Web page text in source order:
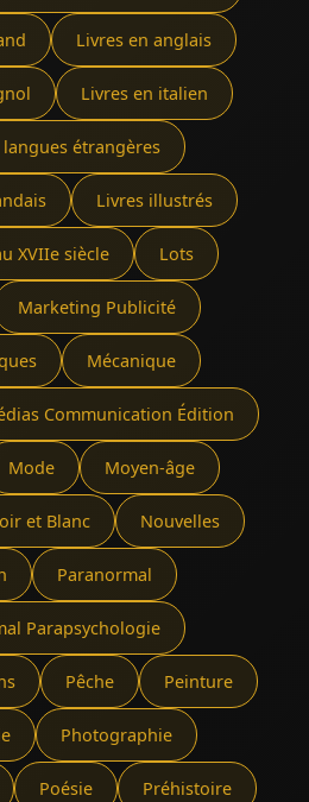
Livres en anglais
Livres en italien
langues étrangères
Livres illustrés
XVIIe siècle Lots
Marketing Publicité
Mécanique
Communication Édition
Mode Moyen-âge
et Blanc Nouvelles
Paranormal
Parapsychologie
Pêche Peinture
Photographie
Poésie Préhistoire